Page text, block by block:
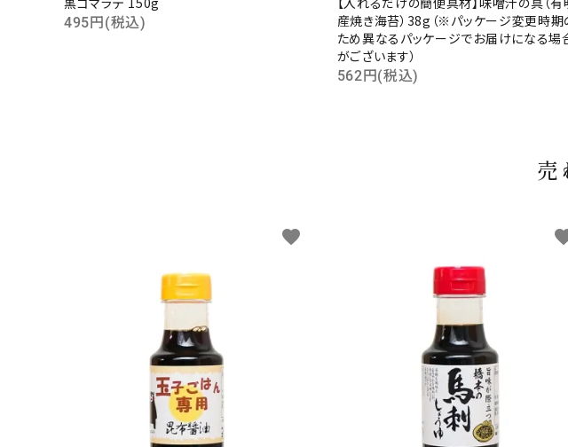
495円(税込)
産焼き海苔）38g（※パッケージ変更時期
ため異なるパッケージでお届けになる場
がございます）
562円(税込)
売
favorite